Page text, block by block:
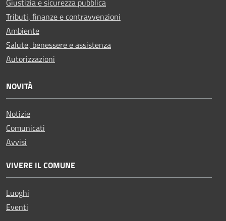
Tributi, finanze e contravvenzioni
Ambiente
Salute, benessere e assistenza
Autorizzazioni
NOVITÀ
Notizie
Comunicati
Avvisi
VIVERE IL COMUNE
Luoghi
Eventi